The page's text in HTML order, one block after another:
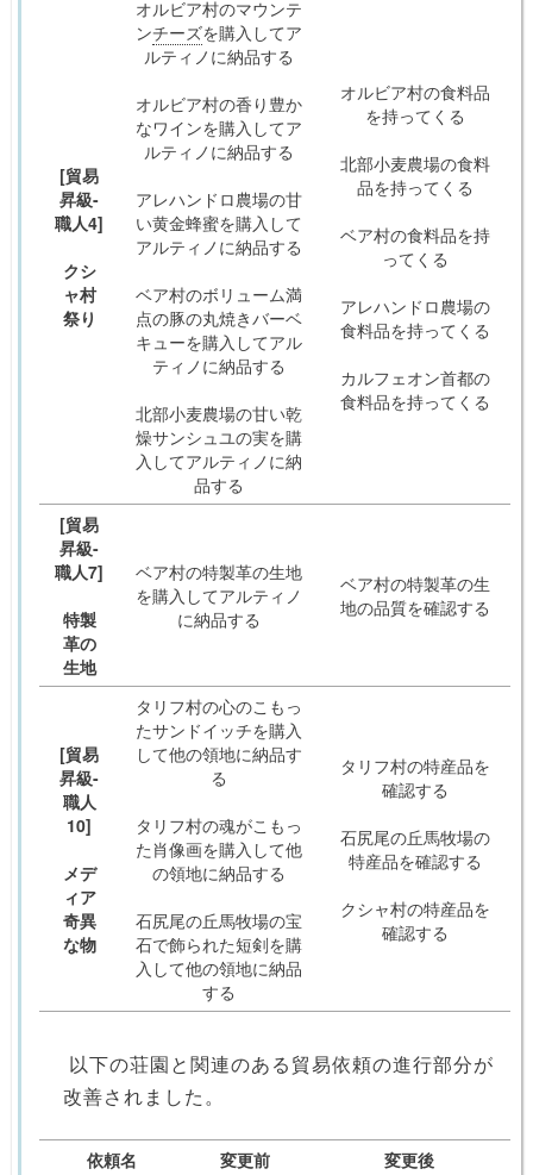
[貿易
昇級-
職人4]
クシ
ャ村
祭り
オルビア村のマウンテ
ンチーズを購入してア
ルティノに納品する
オルビア村の香り豊か
なワインを購入してア
ルティノに納品する
アレハンドロ農場の甘
い黄金蜂蜜を購入して
アルティノに納品する
ベア村のボリューム満
点の豚の丸焼きバーベ
キューを購入してアル
ティノに納品する
北部小麦農場の甘い乾
燥サンシュユの実を購
入してアルティノに納
品する
オルビア村の食料品
を持ってくる
北部小麦農場の食料
品を持ってくる
ベア村の食料品を持
ってくる
アレハンドロ農場の
食料品を持ってくる
カルフェオン首都の
食料品を持ってくる
[貿易
昇級-
職人7]
特製
革の
生地
ベア村の特製革の生地
を購入してアルティノ
に納品する
ベア村の特製革の生
地の品質を確認する
[貿易
昇級-
職人
10]
メデ
ィア
奇異
な物
タリフ村の心のこもっ
たサンドイッチを購入
して他の領地に納品す
る
タリフ村の魂がこもっ
た肖像画を購入して他
の領地に納品する
石尻尾の丘馬牧場の宝
石で飾られた短剣を購
入して他の領地に納品
する
タリフ村の特産品を
確認する
石尻尾の丘馬牧場の
特産品を確認する
クシャ村の特産品を
確認する
以下の荘園と関連のある貿易依頼の進行部分が
改善されました。
依頼名 変更前
変更後